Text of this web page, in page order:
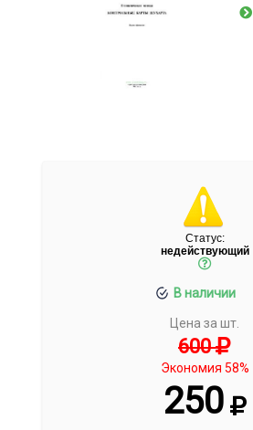
Статус:
недействующий
В наличии
Цена за шт.
600
Экономия 58%
250